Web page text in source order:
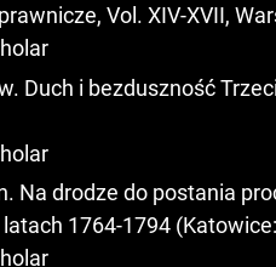
Vol. XIV-XVII,
Duch i bezduszność
Na drodze do postania
1764-1794